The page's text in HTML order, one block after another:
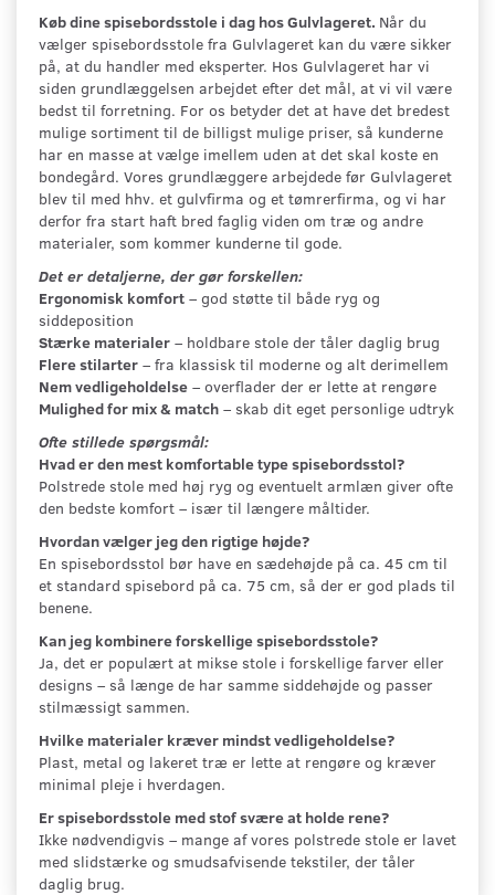
Køb dine spisebordsstole i dag hos Gulvlageret. Når du
vælger spisebordsstole fra Gulvlageret kan du være sikker
på, at du handler med eksperter. Hos Gulvlageret har vi
siden grundlæggelsen arbejdet efter det mål, at vi vil være
bedst til forretning. For os betyder det at have det bredest
mulige sortiment til de billigst mulige priser, så kunderne
har en masse at vælge imellem uden at det skal koste en
bondegård. Vores grundlæggere arbejdede før Gulvlageret
blev til med hhv. et gulvfirma og et tømrerfirma, og vi har
derfor fra start haft bred faglig viden om træ og andre
materialer, som kommer kunderne til gode.
Det er detaljerne, der gør forskellen:
Ergonomisk komfort – god støtte til både ryg og
siddeposition
Stærke materialer – holdbare stole der tåler daglig brug
Flere stilarter – fra klassisk til moderne og alt derimellem
Nem vedligeholdelse – overflader der er lette at rengøre
Mulighed for mix & match – skab dit eget personlige udtryk
Ofte stillede spørgsmål:
Hvad er den mest komfortable type spisebordsstol?
Polstrede stole med høj ryg og eventuelt armlæn giver ofte
den bedste komfort – især til længere måltider.
Hvordan vælger jeg den rigtige højde?
En spisebordsstol bør have en sædehøjde på ca. 45 cm til
et standard spisebord på ca. 75 cm, så der er god plads til
benene.
Kan jeg kombinere forskellige spisebordsstole?
Ja, det er populært at mikse stole i forskellige farver eller
designs – så længe de har samme siddehøjde og passer
stilmæssigt sammen.
Hvilke materialer kræver mindst vedligeholdelse?
Plast, metal og lakeret træ er lette at rengøre og kræver
minimal pleje i hverdagen.
Er spisebordsstole med stof svære at holde rene?
Ikke nødvendigvis – mange af vores polstrede stole er lavet
med slidstærke og smudsafvisende tekstiler, der tåler
daglig brug.